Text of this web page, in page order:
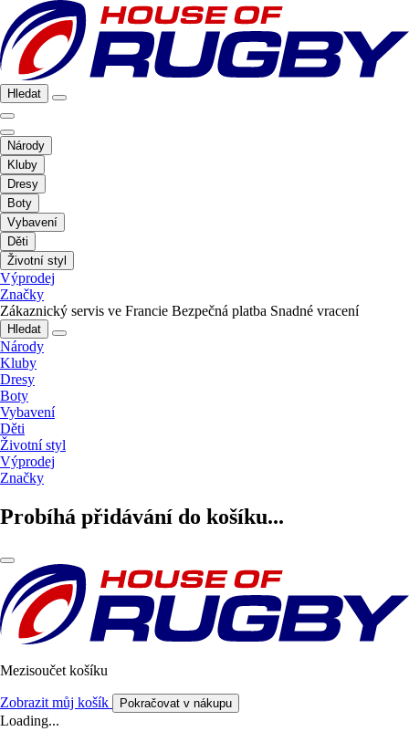
Hledat
Národy
Kluby
Dresy
Boty
Vybavení
Děti
Životní styl
Výprodej
Značky
Zákaznický servis ve Francie Bezpečná platba Snadné vracení
Hledat
Národy
Kluby
Dresy
Boty
Vybavení
Děti
Životní styl
Výprodej
Značky
Probíhá přidávání do košíku...
Mezisoučet košíku
Zobrazit můj košík Pokračovat v nákupu
Loading...